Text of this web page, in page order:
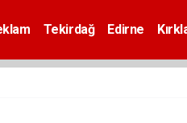
Tekirdağ Edirne